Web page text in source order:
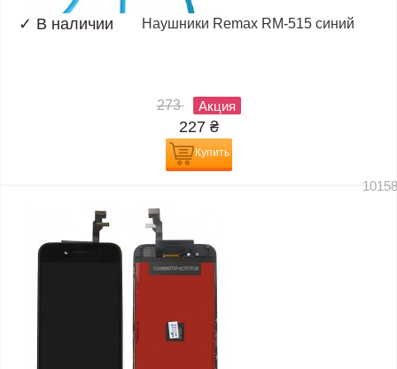
✓ В наличии Наушники Remax RM-515 синий
273 Акция
227 ₴
Купить